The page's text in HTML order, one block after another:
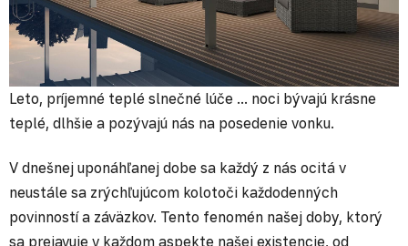
Leto, príjemné teplé slnečné lúče ... noci bývajú krásne
teplé, dlhšie a pozývajú nás na posedenie vonku.
V dnešnej uponáhľanej dobe sa každý z nás ocitá v
neustále sa zrýchľujúcom kolotoči každodenných
povinností a záväzkov. Tento fenomén našej doby, ktorý
sa prejavuje v každom aspekte našej existencie, od